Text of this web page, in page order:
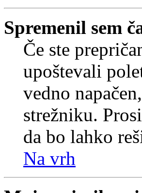
Spremenil sem
Če ste
upoštevali
vedno
strežniku.
da bo lahko
Na vrh